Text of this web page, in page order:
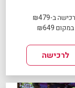
ב-₪479
במקום ₪649
לרכישה